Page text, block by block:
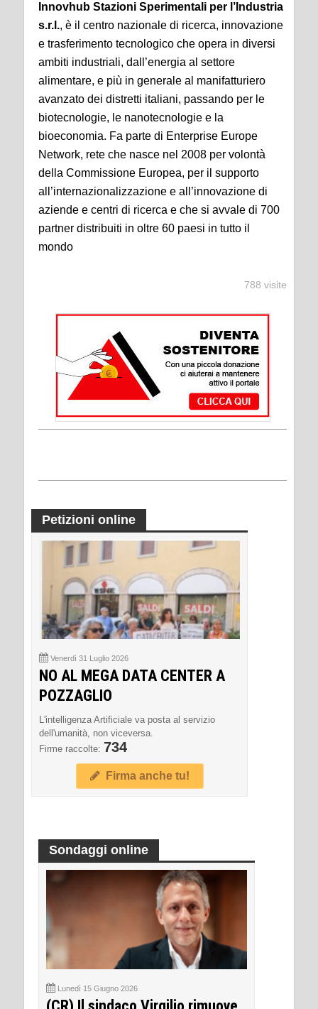
Innovhub Stazioni Sperimentali per l’Industria
s.r.l., è il centro nazionale di ricerca, innovazione
e trasferimento tecnologico che opera in diversi
ambiti industriali, dall’energia al settore
alimentare, e più in generale al manifatturiero
avanzato dei distretti italiani, passando per le
biotecnologie, le nanotecnologie e la
bioeconomia. Fa parte di Enterprise Europe
Network, rete che nasce nel 2008 per volontà
della Commissione Europea, per il supporto
all’internazionalizzazione e all’innovazione di
aziende e centri di ricerca e che si avvale di 700
partner distribuiti in oltre 60 paesi in tutto il
mondo
788 visite
Petizioni online
Venerdì 31 Luglio 2026
NO AL MEGA DATA CENTER A
POZZAGLIO
L'intelligenza Artificiale va posta al servizio
dell'umanità, non viceversa.
Firme raccolte: 734
Firma anche tu!
Sondaggi online
Lunedì 15 Giugno 2026